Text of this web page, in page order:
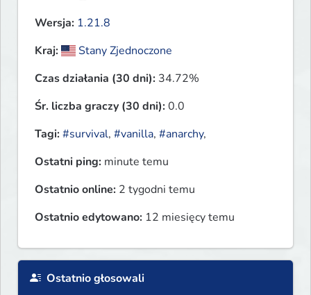
Wersja: 1.21.8
Kraj:
Stany Zjednoczone
Czas działania (30 dni): 34.72%
Śr. liczba graczy (30 dni):0.0
Tagi:#survival, #vanilla, #anarchy,
Ostatni ping: minute temu
Ostatnio online: 2 tygodni temu
Ostatnio edytowano: 12 miesięcy temu
Ostatnio głosowali